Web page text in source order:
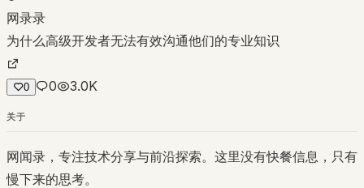
网录录
为什么高级开发者无法有效沟通他们的专业知识
0 0 3.0K
关于
网闻录，专注技术分享与前沿探索。这里没有快餐信息，只有
慢下来的思考。